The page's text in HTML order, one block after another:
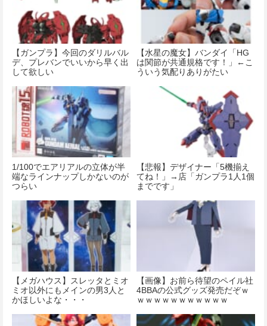
【ガンプラ】今回のダリルバル
デ、プレバンでいいから早く出
して欲しい
【水星の魔女】バンダイ「HG
は関節が共通規格です！」←こ
ういう気配りありがたい
1/100でエアリアルの立体が半
端なラインナップしかないのが
つらい
【悲報】デザイナー「5機揃え
てね！」→店「ガンプラ1人1個
までです」
【メガハウス】スレッタとミオ
ミオ以外にもメインの男3人と
かほしいよな・・・
【画像】お前ら待望のペイル社
4BBAの公式グッズ発売だぞｗ
ｗｗｗｗｗｗｗｗｗｗｗ